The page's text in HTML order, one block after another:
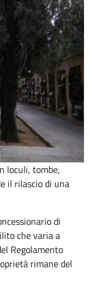
loculi, tombe,
il rilascio di una
di
che varia a
Regolamento
rimane del